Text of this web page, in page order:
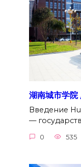
湖南城市学
Введение
—
0 535